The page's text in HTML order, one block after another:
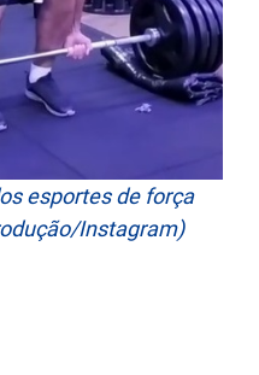
esportes de força
Instagram)